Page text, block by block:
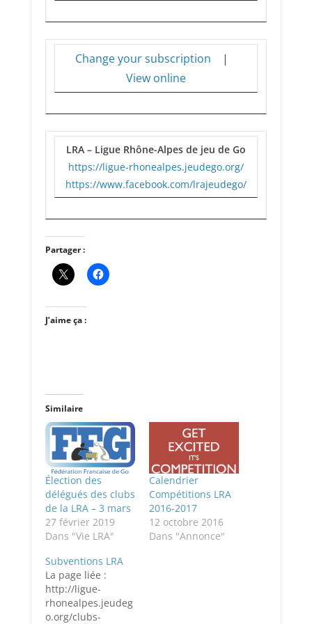
Change your subscription
|
View online
LRA – Ligue Rhône-Alpes de jeu de Go
https://ligue-rhonealpes.jeudego.org/
https://www.facebook.com/lrajeudego/
Partager :
J’aime ça :
Similaire
Élection des
délégués des clubs
de la LRA – 3 mars
27 février 2019
Dans "Vie LRA"
Calendrier
Compétitions LRA
2016-2017
12 octobre 2016
Dans "Annonce"
Subventions LRA
La page liée :
http://ligue-
rhonealpes.jeudeg
o.org/clubs-